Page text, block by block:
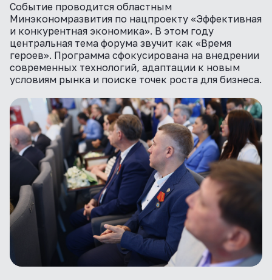
Событие проводится областным
Минэкономразвития по нацпроекту «Эффективная
и конкурентная экономика». В этом году
центральная тема форума звучит как «Время
героев». Программа сфокусирована на внедрении
современных технологий, адаптации к новым
условиям рынка и поиске точек роста для бизнеса.